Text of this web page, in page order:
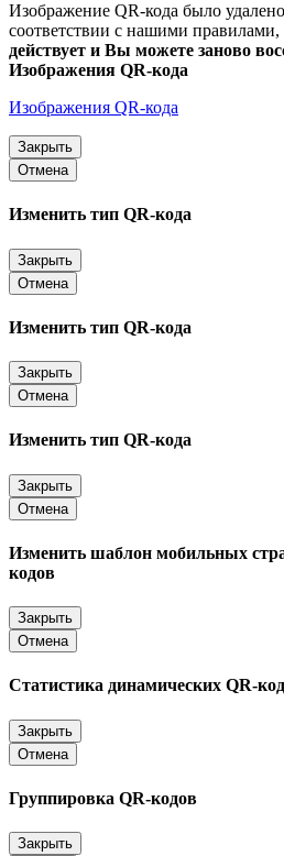
Изображение QR-кода было
соответствии с нашими правилами,
действует и Вы можете заново
Изображения QR-кода
Изображения QR-кода
Закрыть
Отмена
Изменить тип QR-кода
Закрыть
Отмена
Изменить тип QR-кода
Закрыть
Отмена
Изменить тип QR-кода
Закрыть
Отмена
Изменить шаблон мобильных
кодов
Закрыть
Отмена
Статистика динамических QR-
Закрыть
Отмена
Группировка QR-кодов
Закрыть